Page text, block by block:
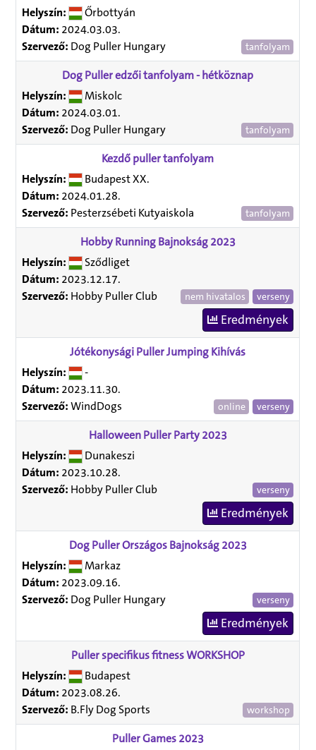
Helyszín:
Őrbottyán
Dátum: 2024.03.03.
tanfolyam
Szervező: Dog Puller Hungary
Dog Puller edzői tanfolyam - hétköznap
Helyszín:
Miskolc
Dátum: 2024.03.01.
tanfolyam
Szervező: Dog Puller Hungary
Kezdő puller tanfolyam
Helyszín:
Budapest XX.
Dátum: 2024.01.28.
tanfolyam
Szervező: Pesterzsébeti Kutyaiskola
Hobby Running Bajnokság 2023
Helyszín:
Sződliget
Dátum: 2023.12.17.
verseny
nem hivatalos
Szervező: Hobby Puller Club
Eredmények
Jótékonysági Puller Jumping Kihívás
Helyszín:
-
Dátum: 2023.11.30.
verseny
online
Szervező:WindDogs
Halloween Puller Party 2023
Helyszín:
Dunakeszi
Dátum: 2023.10.28.
verseny
Szervező: Hobby Puller Club
Eredmények
Dog Puller Országos Bajnokság 2023
Helyszín:
Markaz
Dátum: 2023.09.16.
verseny
Szervező: Dog Puller Hungary
Eredmények
Puller specifikus fitness WORKSHOP
Helyszín:
Budapest
Dátum: 2023.08.26.
workshop
Szervező: B.Fly Dog Sports
Puller Games 2023